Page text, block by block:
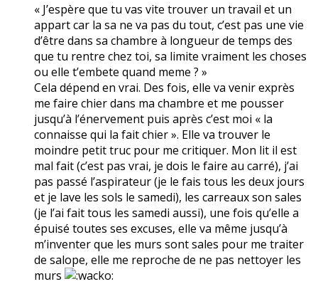
« J’espère que tu vas vite trouver un travail et un
appart car la sa ne va pas du tout, c’est pas une vie
d’être dans sa chambre à longueur de temps des
que tu rentre chez toi, sa limite vraiment les choses
ou elle t’embete quand meme ? »
Cela dépend en vrai. Des fois, elle va venir exprès
me faire chier dans ma chambre et me pousser
jusqu’à l’énervement puis après c’est moi « la
connaisse qui la fait chier ». Elle va trouver le
moindre petit truc pour me critiquer. Mon lit il est
mal fait (c’est pas vrai, je dois le faire au carré), j’ai
pas passé l’aspirateur (je le fais tous les deux jours
et je lave les sols le samedi), les carreaux son sales
(je l’ai fait tous les samedi aussi), une fois qu’elle a
épuisé toutes ses excuses, elle va même jusqu’à
m’inventer que les murs sont sales pour me traiter
de salope, elle me reproche de ne pas nettoyer les
murs